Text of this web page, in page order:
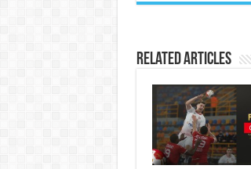
Related Articles